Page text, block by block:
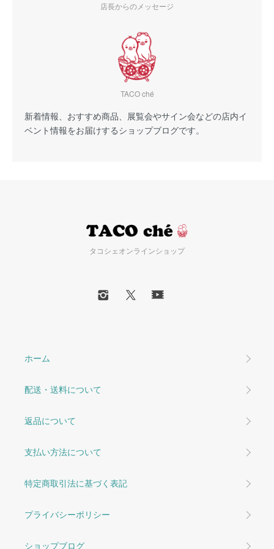
店長からのメッセージ
TACO ché
新着情報、おすすめ商品、展覧会やサイン会などの店内イ
ベント情報をお届けするショップブログです。
タコシェオンラインショップ
ホーム
配送・送料について
返品について
支払い方法について
特定商取引法に基づく表記
プライバシーポリシー
ショップブログ